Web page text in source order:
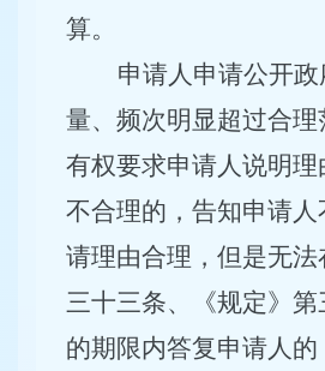
算。
申请人申请公开
量、频次明显超过合
有权要求申请人说明理
不合理的，告知申请人
请理由合理，但是无
三十三条、《规定》第
的期限内答复申请人